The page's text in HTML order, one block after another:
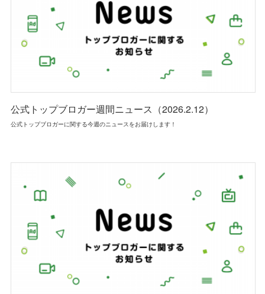
公式トップブロガー週間ニュース（2026.2.12）
公式トップブロガーに関する今週のニュースをお届けします！